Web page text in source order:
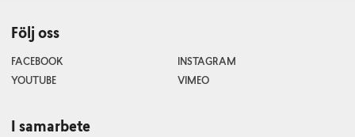
Följ oss
FACEBOOK
INSTAGRAM
YOUTUBE
VIMEO
I samarbete